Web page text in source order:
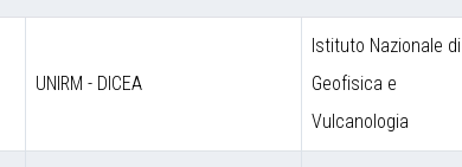
UNIRM - DICEA
Istituto Nazionale di
Geofisica e
Vulcanologia